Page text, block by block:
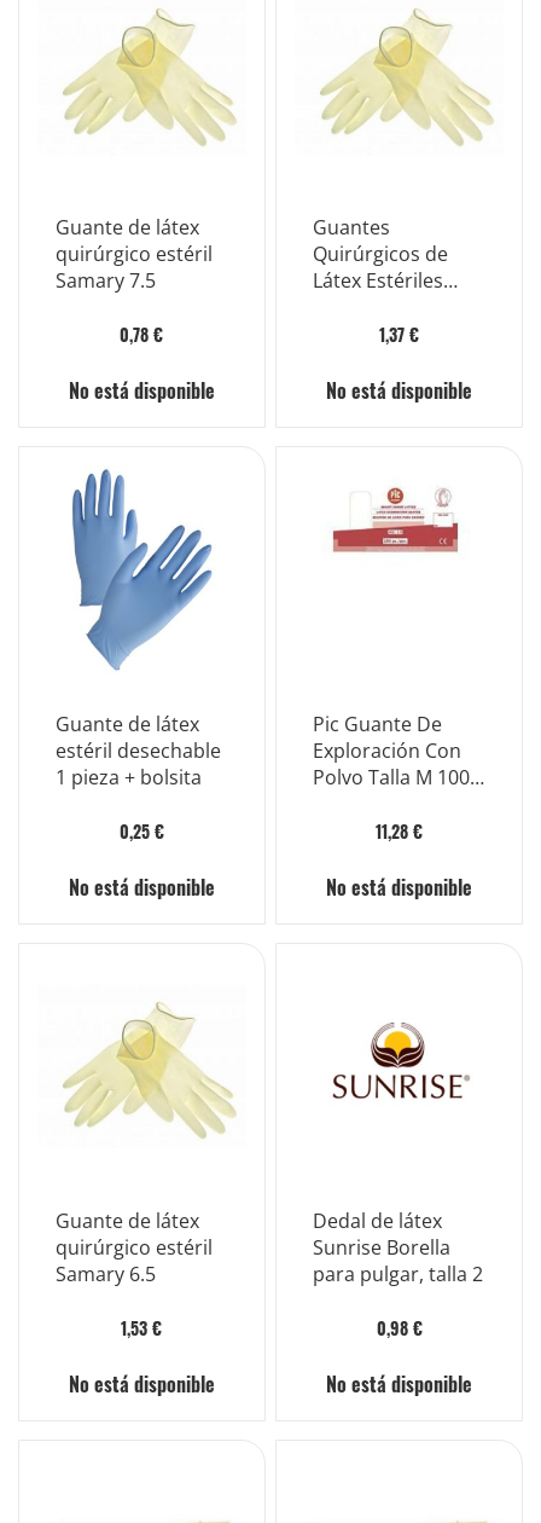
Guante de látex
quirúrgico estéril
Samary 7.5
0,78 €
No está disponible
Guantes
Quirúrgicos de
Látex Estériles
1,37 €
No está disponible
Guante de látex
estéril desechable
1 pieza + bolsita
0,25 €
No está disponible
Pic Guante De
Exploración Con
Polvo Talla M 100
11,28 €
No está disponible
Guante de látex
quirúrgico estéril
Samary 6.5
1,53 €
No está disponible
Dedal de látex
Sunrise Borella
para pulgar, talla 2
0,98 €
No está disponible